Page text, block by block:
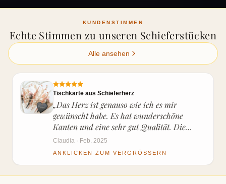
KUNDENSTIMMEN
Echte Stimmen zu unseren Schieferstücken
Alle ansehen
Tischkarte aus Schieferherz
„Das Herz ist genauso wie ich es mir
gewünscht habe. Es hat wunderschöne
Kanten und eine sehr gut Qualität. Die
Bearbeitung meiner Bestellung war auch
erfreulich schnell! Mit dem Versand gab es
Claudia · Feb. 2025
ANKLICKEN ZUM VERGRÖSSERN